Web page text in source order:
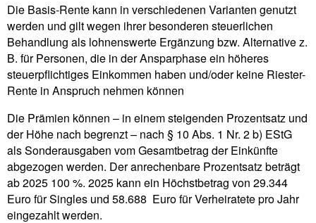
Die Basis-Rente kann in verschiedenen Varianten genutzt
werden und gilt wegen ihrer besonderen steuerlichen
Behandlung als lohnenswerte Ergänzung bzw. Alternative z.
B. für Personen, die in der Ansparphase ein höheres
steuerpflichtiges Einkommen haben und/oder keine Riester-
Rente in Anspruch nehmen können
Die Prämien können – in einem steigenden Prozentsatz und
der Höhe nach begrenzt – nach § 10 Abs. 1 Nr. 2 b) EStG
als Sonderausgaben vom Gesamtbetrag der Einkünfte
abgezogen werden. Der anrechenbare Prozentsatz beträgt
ab 2025 100 %. 2025 kann ein Höchstbetrag von 29.344
Euro für Singles und 58.688 Euro für Verheiratete pro Jahr
eingezahlt werden.